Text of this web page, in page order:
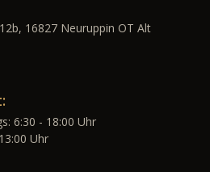
16827 Neuruppin OT Alt
6:30 - 18:00 Uhr
Uhr